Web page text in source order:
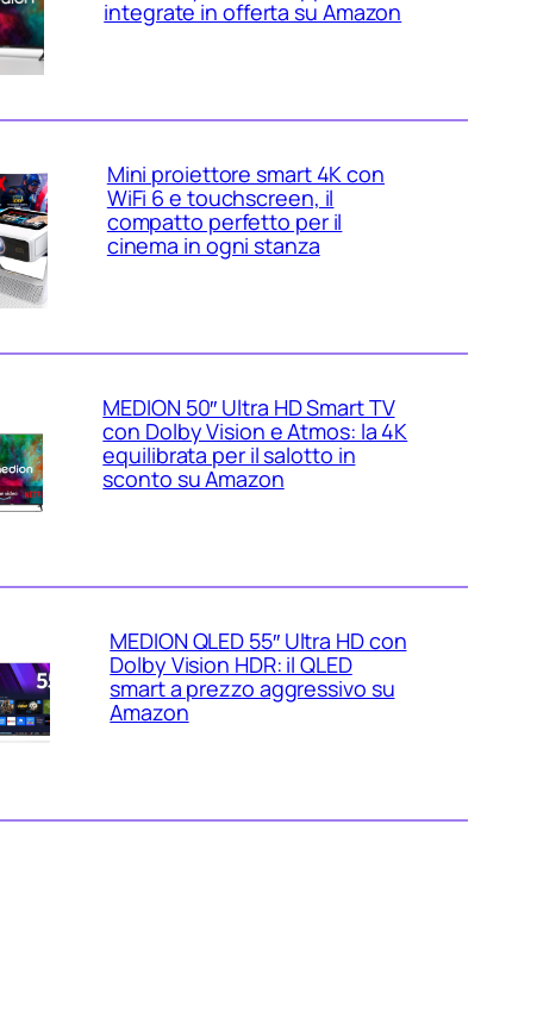
integrate in offerta su Amazon
Mini proiettore smart 4K con
WiFi 6 e touchscreen, il
compatto perfetto per il
cinema in ogni stanza
MEDION 50″ Ultra HD Smart TV
con Dolby Vision e Atmos: la 4K
equilibrata per il salotto in
sconto su Amazon
MEDION QLED 55″ Ultra HD con
Dolby Vision HDR: il QLED
smart a prezzo aggressivo su
Amazon